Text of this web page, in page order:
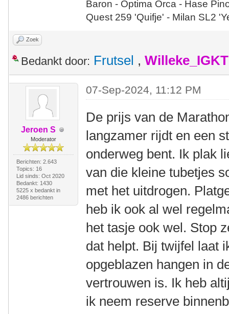
Baron - Optima Orca - Hase
Quest 259 'Quifje' - Milan SL2
Zoek
Bedankt door: Frutsel , Willeke_IGKT
Jeroen S
Moderator
Berichten: 2.643
Topics: 16
Lid sinds: Oct 2020
Bedankt: 1430
5225 x bedankt in
2486 berichten
07-Sep-2024, 11:12 PM
De prijs van de
langzamer rijdt en een
onderweg bent. Ik plak
van die kleine tubetjes
met het uitdrogen.
heb ik ook al wel
het tasje ook wel. Stop
dat helpt. Bij twijfel laat
opgeblazen hangen in
vertrouwen is. Ik heb
ik neem reserve